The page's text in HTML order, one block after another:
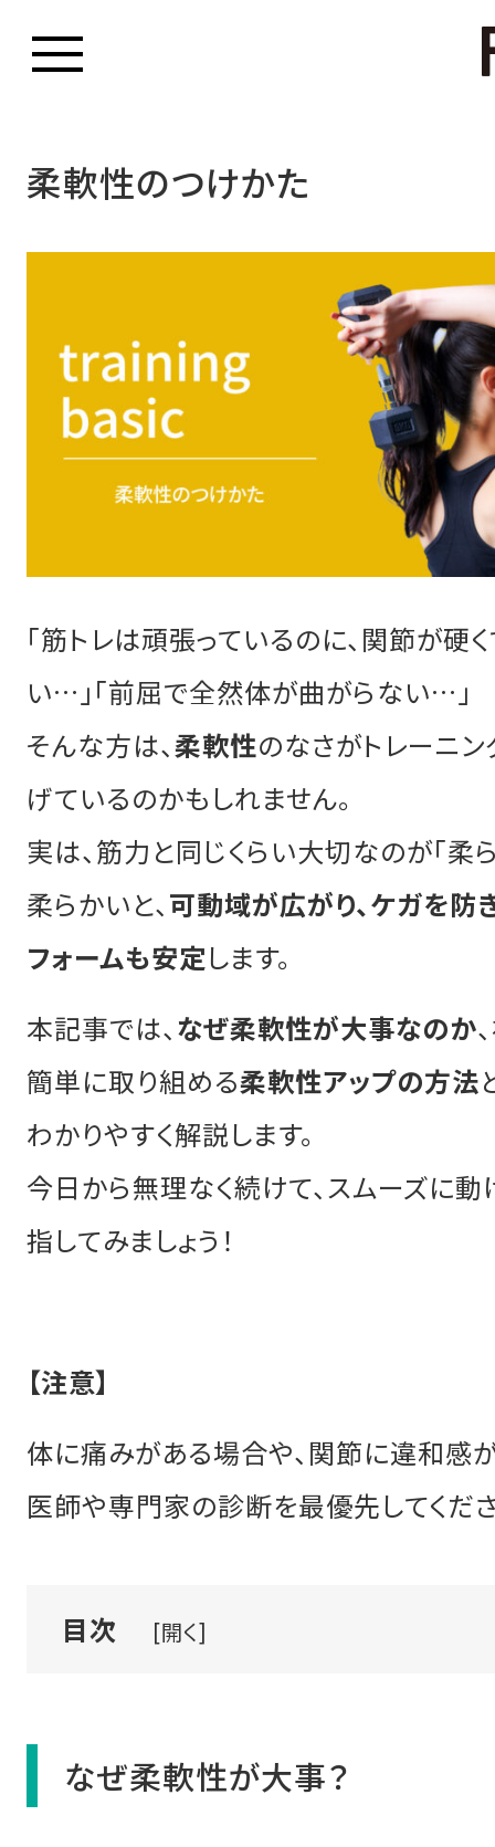
柔軟性のつけかた
「筋トレは頑張っているのに、関節が硬
い…」「前屈で全然体が曲がらない…」
そんな方は、柔軟性のなさがトレーニ
げているのかもしれません。
実は、筋力と同じくらい大切なのが「柔
柔らかいと、可動域が広がり、ケガを防
フォームも安定します。
本記事では、なぜ柔軟性が大事なのか
簡単に取り組める柔軟性アップの方法
わかりやすく解説します。
今日から無理なく続けて、スムーズに
指してみましょう！
【注意】
体に痛みがある場合や、関節に違和感
医師や専門家の診断を最優先してくだ
目次 [開く]
なぜ柔軟性が大事？